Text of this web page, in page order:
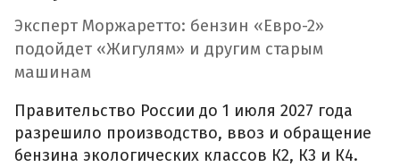
Эксперт Моржаретто: бензин «Евро-2»
подойдет «Жигулям» и другим старым
машинам
Правительство России до 1 июля 2027 года
разрешило производство, ввоз и обращение
бензина экологических классов К2, К3 и К4.